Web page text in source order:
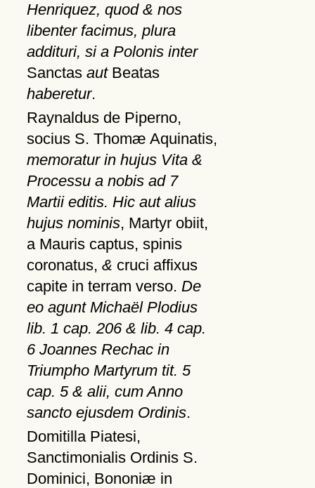
Henriquez, quod & nos
libenter facimus, plura
addituri, si a Polonis inter
Sanctas autBeatas
haberetur.
Raynaldus de Piperno,
socius S. Thomæ Aquinatis,
memoratur in hujus Vita &
Processu a nobis ad 7
Martii editis. Hic aut alius
hujus nominis, Martyr obiit,
a Mauris captus, spinis
coronatus, & cruci affixus
capite in terram verso. De
eo agunt Michaël Plodius
lib. 1 cap. 206 & lib. 4 cap.
6 Joannes Rechac in
Triumpho Martyrum tit. 5
cap. 5 & alii, cum Anno
sancto ejusdem Ordinis.
Domitilla Piatesi,
Sanctimonialis Ordinis S.
Dominici, Bononiæ in